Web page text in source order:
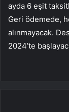
ayda 6 eşit
Geri ödemede,
alınmayacak.
2024’te